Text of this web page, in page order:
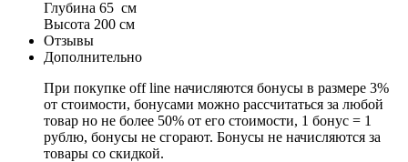
Глубина 65 см
Высота 200 см
Отзывы
Дополнительно
При покупке off line начисляются бонусы в размере 3%
от стоимости, бонусами можно рассчитаться за любой
товар но не более 50% от его стоимости, 1 бонус = 1
рублю, бонусы не сгорают. Бонусы не начисляются за
товары со скидкой.